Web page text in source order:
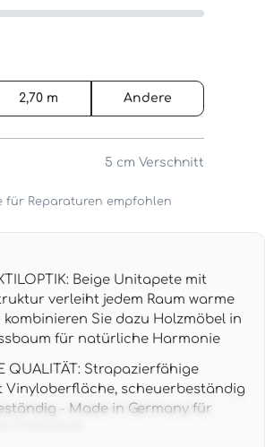
2,70 m Andere
5 cm Verschnitt
für Reparaturen empfohlen
Beige Unitapete mit
verleiht jedem Raum warme
kombinieren Sie dazu Holzmöbel in
für natürliche Harmonie
QUALITÄT: Strapazierfähige
Vinyloberfläche, scheuerbeständig
- Made in Germany für